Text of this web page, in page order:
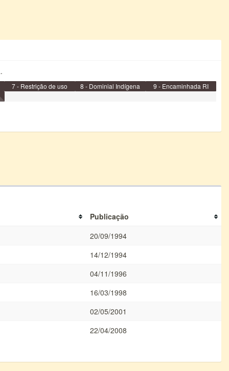
7 - Restrição de uso 8 - Dominial Indígena 9 - Encaminhada RI
Publicação
20/09/1994
14/12/1994
04/11/1996
16/03/1998
02/05/2001
22/04/2008